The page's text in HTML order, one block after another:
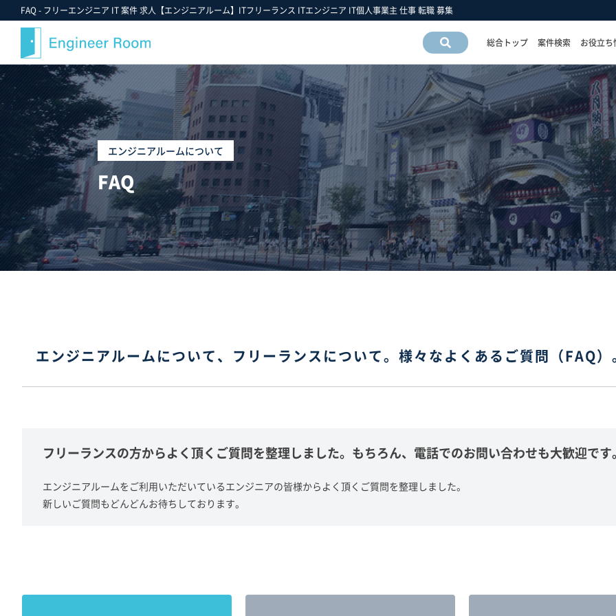
FAQ - フリーエンジニア IT 案件 求人【エンジニアルーム】ITフリーランス ITエンジニア IT個人事業主 仕事 転職 募集
報検索
総合トップ 案件検索
案件検索
スキルから探す
金額から探す
業界・業種から探す
職種から探す
ポジションから探す
雇用形態から探す
勤務形態から探す
お気に入り案件一覧★
フリーエンジニア市場の動向
スキルの動向
業界・業種の動向
職種の動向
雇用形態の動向
お役立ち
記事・コラム
最近注目の案件や業界情報
案件決定速報
お役立ちツールダウンロード
エンジニアルームからのお知らせ
フリーランスお役立ち情報
フリーエンジニアについて
フリーランス 豆知識
フリーエンジニア 働き方の手引き
エンジニアルームについて
選ばれる理由
就業までのフロー
ご紹介案件の例
支援実績
エンジニアの声
FAQ
スタッフ紹介
キャンペーン情報
運営会社情報
運営会社
アクセスマップ
エンジニアルームについて
FAQ
エンジニアルームについて、フリーランスについて。様々なよくあるご質問（FAQ）
フリーランスの方からよく頂くご質問を整理しました。もちろん、電話でのお問い合わせも大歓迎です
エンジニアルームをご利用いただいているエンジニアの皆様からよく頂くご質問を整理しました。
新しいご質問もどんどんお待ちしております。